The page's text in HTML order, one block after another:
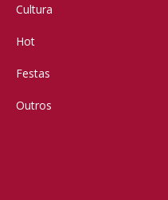
Cultura
Hot
Festas
Outros